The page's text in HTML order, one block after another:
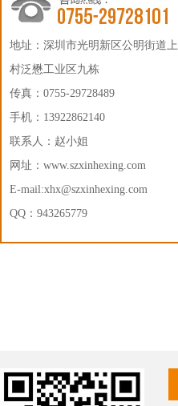
地址：深圳市光明新区公明街道上
村泛懋工业区九栋
传真：0755-29728489
手机：13922862140
联系人：赵小姐
网址： www.szxinhexing.com
E-mail:xhx@szxinhexing.com
QQ：943265779